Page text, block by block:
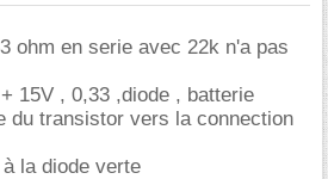
ohm en serie avec 22k n'a pas
15V , 0,33 ,diode , batterie
du transistor vers la connection
la diode verte